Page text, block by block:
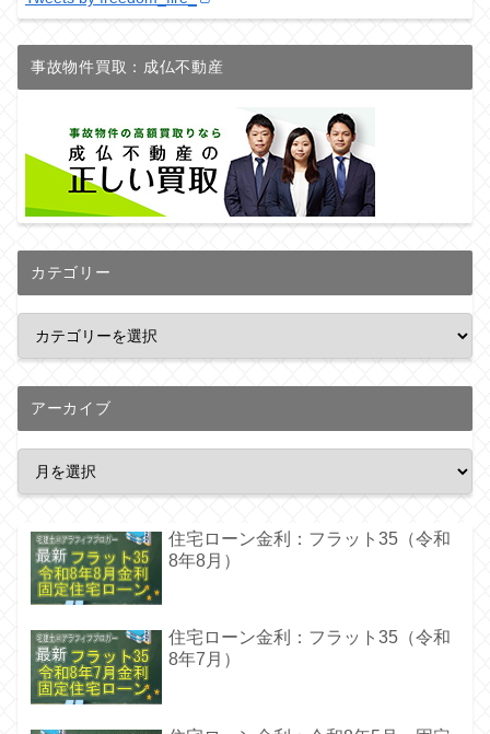
事故物件買取：成仏不動産
カテゴリー
アーカイブ
住宅ローン金利：フラット35（令和
8年8月）
住宅ローン金利：フラット35（令和
8年7月）